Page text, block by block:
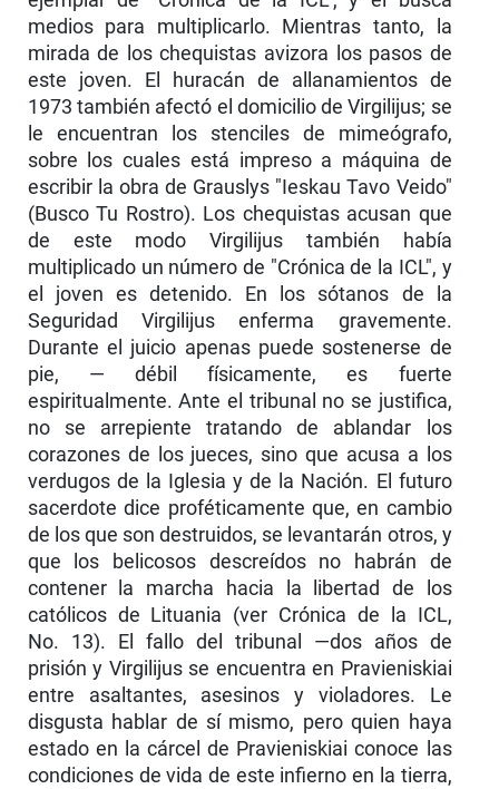
medios para multiplicarlo. Mientras tanto, la
mirada de los chequistas avizora los pasos de
este joven. El huracán de allanamientos de
1973 también afectó el domicilio de Virgilijus; se
le encuentran los stenciles de mimeógrafo,
sobre los cuales está impreso a máquina de
escribir la obra de Grauslys "Ieskau Tavo Veido"
(Busco Tu Rostro). Los chequistas acusan que
de este modo Virgilijus también había
multiplicado un número de "Crónica de la ICL", y
el joven es detenido. En los sótanos de la
Seguridad Virgilijus enferma gravemente.
Durante el juicio apenas puede sostenerse de
pie, — débil físicamente, es fuerte
espiritualmente. Ante el tribunal no se justifica,
no se arrepiente tratando de ablandar los
corazones de los jueces, sino que acusa a los
verdugos de la Iglesia y de la Nación. El futuro
sacerdote dice proféticamente que, en cambio
de los que son destruidos, se levantarán otros, y
que los belicosos descreídos no habrán de
contener la marcha hacia la libertad de los
católicos de Lituania (ver Crónica de la ICL,
No. 13). El fallo del tribunal —dos años de
prisión y Virgilijus se encuentra en Pravieniskiai
entre asaltantes, asesinos y violadores. Le
disgusta hablar de sí mismo, pero quien haya
estado en la cárcel de Pravieniskiai conoce las
condiciones de vida de este infierno en la tierra,